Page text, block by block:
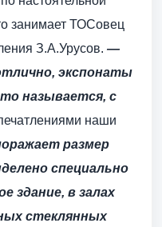
занимает ТОСовец
З.А.Урусов. —
экспонаты
называется, с
наши
размер
специально
здание, в залах
стеклянных